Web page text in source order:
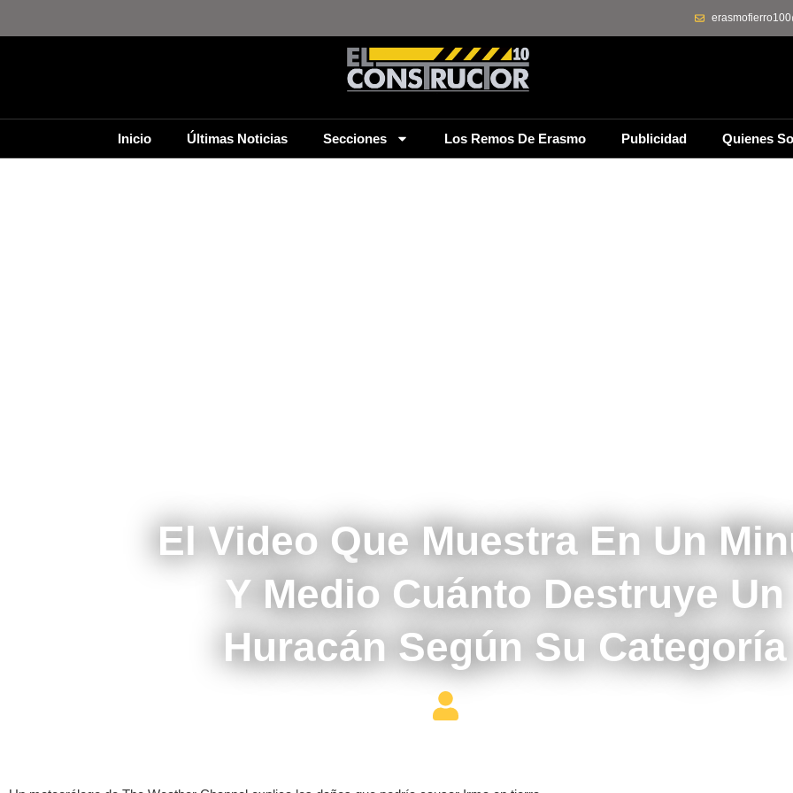
Inicio Últimas Noticias Secciones Los Remos De Erasmo Publicidad Quienes
El Video Que Muestra En Un
Y Medio Cuánto Destruye Un
Huracán Según Su Categoría